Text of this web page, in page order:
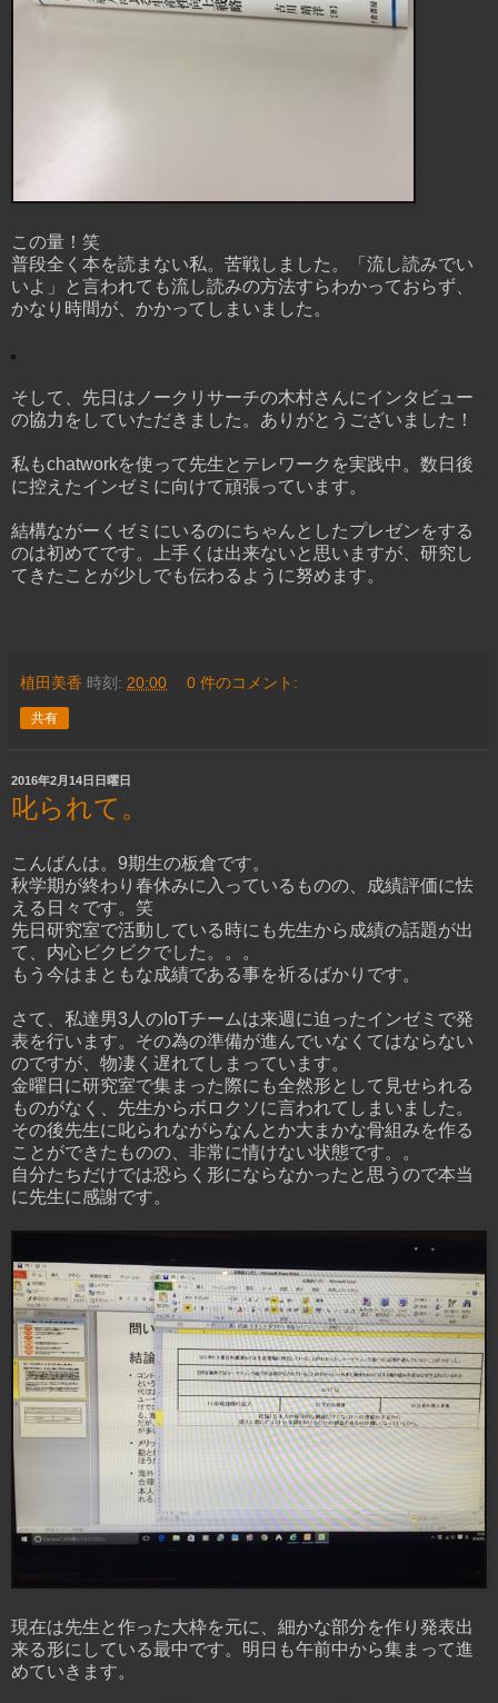
この量！笑
普段全く本を読まない私。苦戦しました。「流し読みでい
いよ」と言われても流し読みの方法すらわかっておらず、
かなり時間が、かかってしまいました。
そして、先日はノークリサーチの木村さんにインタビュー
の協力をしていただきました。ありがとうございました！
私もchatworkを使って先生とテレワークを実践中。数日後
に控えたインゼミに向けて頑張っています。
結構ながーくゼミにいるのにちゃんとしたプレゼンをする
のは初めてです。上手くは出来ないと思いますが、研究し
てきたことが少しでも伝わるように努めます。
植田美香 時刻: 20:00 0 件のコメント:
共有
2016年2月14日日曜日
叱られて。
こんばんは。9期生の板倉です。
秋学期が終わり春休みに入っているものの、成績評価に怯
える日々です。笑
先日研究室で活動している時にも先生から成績の話題が出
て、内心ビクビクでした。。。
もう今はまともな成績である事を祈るばかりです。
さて、私達男3人のIoTチームは来週に迫ったインゼミで発
表を行います。その為の準備が進んでいなくてはならない
のですが、物凄く遅れてしまっています。
金曜日に研究室で集まった際にも全然形として見せられる
ものがなく、先生からボロクソに言われてしまいました。
その後先生に叱られながらなんとか大まかな骨組みを作る
ことができたものの、非常に情けない状態です。。
自分たちだけでは恐らく形にならなかったと思うので本当
に先生に感謝です。
現在は先生と作った大枠を元に、細かな部分を作り発表出
来る形にしている最中です。明日も午前中から集まって進
めていきます。